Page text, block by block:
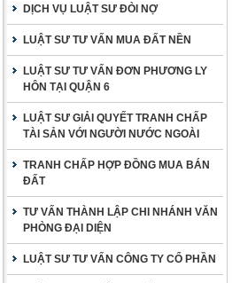
DỊCH VỤ LUẬT SƯ ĐÒI NỢ
LUẬT SƯ TƯ VẤN MUA ĐẤT NỀN
LUẬT SƯ TƯ VẤN ĐƠN PHƯƠNG LY
HÔN TẠI QUẬN 6
LUẬT SƯ GIẢI QUYẾT TRANH CHẤP
TÀI SẢN VỚI NGƯỜI NƯỚC NGOÀI
TRANH CHẤP HỢP ĐỒNG MUA BÁN
ĐẤT
TƯ VẤN THÀNH LẬP CHI NHÁNH VĂN
PHÒNG ĐẠI DIỆN
LUẬT SƯ TƯ VẤN CÔNG TY CỔ PHẦN